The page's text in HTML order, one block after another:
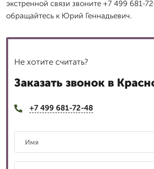
экстренной связи звоните +7 499 681-
обращайтесь к Юрий Геннадьевич.
Не хотите считать?
Заказать звонок в
+7 499 681-72-48